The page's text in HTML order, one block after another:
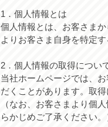
1．個人情報とは
個人情報とは、お客さま
よりお客さま自身を特定
2．個人情報の取得につい
当社ホームページでは、
だくことがあります。取
（なお、お客さまより個
らかじめご了承ください。